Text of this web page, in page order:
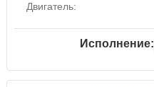
Двигатель:
Исполнение: